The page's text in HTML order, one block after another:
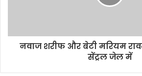
नवाज शरीफ और बेटी मरियम
सेंट्रल जेल में